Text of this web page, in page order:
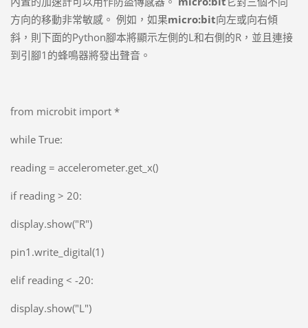
方向的移動非常敏感。 例如，如果micro:bit向左或向右傾
斜，則下面的Python腳本將顯示左側的L和右側的R，並且連接
到引腳1的蜂鳴器將發出聲音。
from microbit import *
while True:
reading = accelerometer.get_x()
if reading > 20:
display.show("R")
pin1.write_digital(1)
elif reading < -20:
display.show("L")